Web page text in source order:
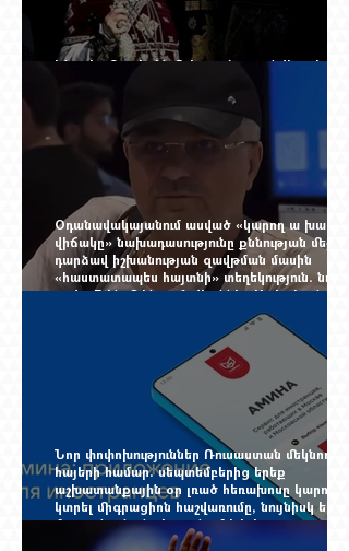
Ինչպես Գարեգին Բ-ի գործը թողնվեց դեռ
Օդանավակայանում ասված «կարող ա խառնվի
վիճակը» նախադասությունը քննության մեջ
դարձավ իշխանության զավթման մասին
«հաստատապես հայտնի» տեղեկություն. նույն
օրվա 7-ին մեկնող Հովհաննես Սահակյանը դեռ
Նոր փոփոխություններ Ռուսաստան մեկնող
հայերի համար. սեպտեմբերից երեք
աշխատանքային օր լռած հեռախոսը կարող է
կտրել միգրացիոն հաշվառումը, նույնիսկ երբ
մարդը նույն բնակարանում է և իր
փաստաթղթերը կարգին են